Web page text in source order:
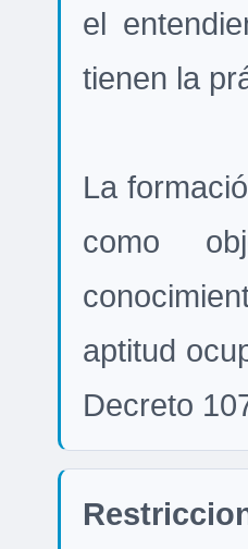
el
tienen la
La
como
aptitud
Decreto